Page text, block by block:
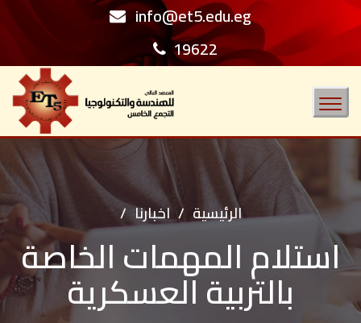
info@et5.edu.eg
19622
Toggle
navigation
الرئيسية / اخبارنا /
استلام المهمات الخاصة
بالتربية العسكرية